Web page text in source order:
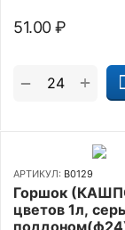
51.00 ₽
+
−
АРТИКУЛ: В0129
Горшок
цветов 1л,